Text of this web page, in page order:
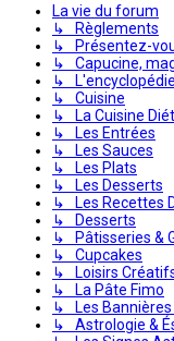
La vie du forum
↳ Règlements
↳ Présentez-
↳ Capucine,
↳
↳ Cuisine
↳ La Cuisine
↳ Les Entrées
↳ Les Sauces
↳ Les Plats
↳ Les Desserts
↳ Les Recettes
↳ Desserts
↳ Pâtisseries &
↳ Cupcakes
↳ Loisirs
↳ La Pâte Fimo
↳ Les Bannières
↳ Astrologie &